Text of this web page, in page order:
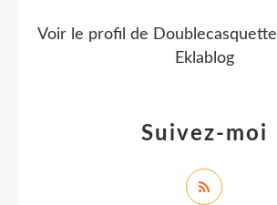
Suivez-moi
Voir le profil de Doublecasquette
Eklablog